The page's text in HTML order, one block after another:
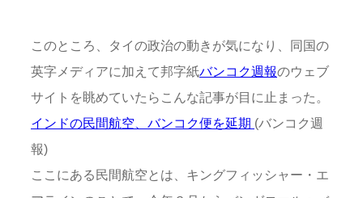
このところ、タイの政治の動きが気になり、同国の
英字メディアに加えて邦字紙バンコク週報のウェブ
サイトを眺めていたらこんな記事が目に止まった。
インドの民間航空、バンコク便を延期 (バンコク週
報)
ここにある民間航空とは、キングフィッシャー・エ